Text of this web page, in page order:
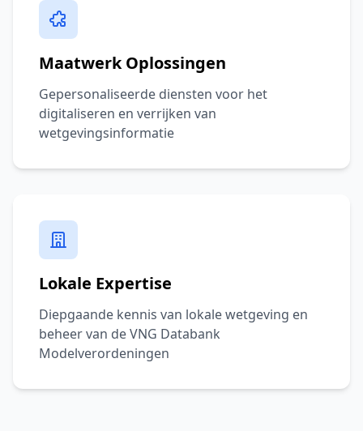
Maatwerk Oplossingen
Gepersonaliseerde diensten voor het
digitaliseren en verrijken van
wetgevingsinformatie
Lokale Expertise
Diepgaande kennis van lokale wetgeving en
beheer van de VNG Databank
Modelverordeningen